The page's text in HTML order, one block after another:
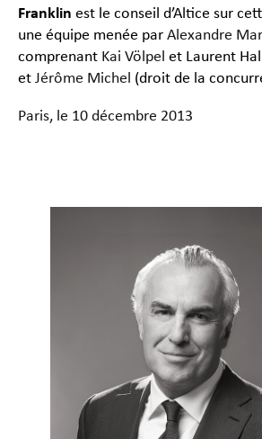
Franklin est le conseil d’Altice sur
une équipe menée par Alexandre
comprenant Kai Völpel et Laurent
et Jérôme Michel (droit de la
Paris, le 10 décembre 2013